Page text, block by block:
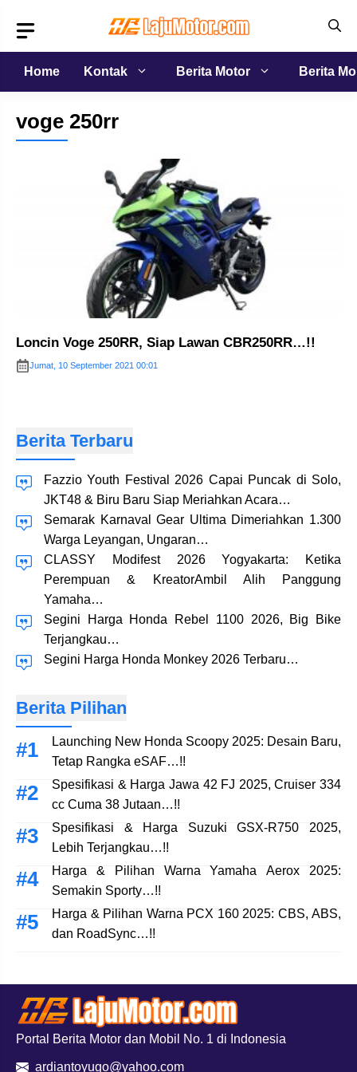
isi
Home
Kontak Berita Motor Berita
voge 250rr
Loncin Voge 250RR, Siap Lawan CBR250RR…!!
Jumat, 10 September 2021 00:01
Berita Terbaru
Fazzio Youth Festival 2026 Capai Puncak di Solo,
JKT48 & Biru Baru Siap Meriahkan Acara…
Semarak Karnaval Gear Ultima Dimeriahkan 1.300
Warga Leyangan, Ungaran…
CLASSY Modifest 2026 Yogyakarta: Ketika
Perempuan & KreatorAmbil Alih Panggung
Yamaha…
Segini Harga Honda Rebel 1100 2026, Big Bike
Terjangkau…
Segini Harga Honda Monkey 2026 Terbaru…
Berita Pilihan
Launching New Honda Scoopy 2025: Desain Baru,
Tetap Rangka eSAF…!!
Spesifikasi & Harga Jawa 42 FJ 2025, Cruiser 334
cc Cuma 38 Jutaan…!!
Spesifikasi & Harga Suzuki GSX-R750 2025,
Lebih Terjangkau…!!
Harga & Pilihan Warna Yamaha Aerox 2025:
Semakin Sporty…!!
Harga & Pilihan Warna PCX 160 2025: CBS, ABS,
dan RoadSync…!!
Portal Berita Motor dan Mobil No. 1 di Indonesia
ardiantoyugo@yahoo.com